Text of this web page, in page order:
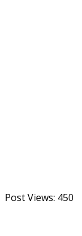
Post Views: 450